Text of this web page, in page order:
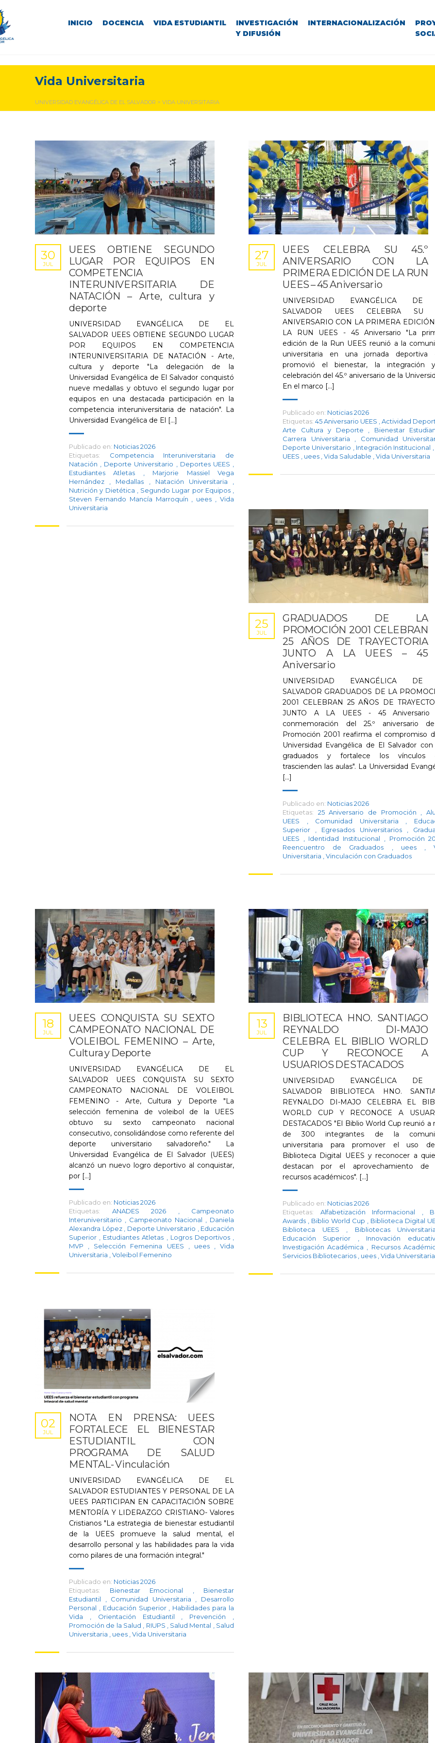
INICIO DOCENCIA VIDA ESTUDIANTIL
INVESTIGACIÓN
Y DIFUSIÓN
INTERNACIONALIZACIÓN
Vida Universitaria
UNIVERSIDAD EVANGÉLICA DE EL SALVADOR > VIDA UNIVERSITARIA
UEES OBTIENE SEGUNDO
LUGAR POR EQUIPOS EN
COMPETENCIA
INTERUNIVERSITARIA DE
NATACIÓN – Arte, cultura y
deporte
30
JUL
UNIVERSIDAD EVANGÉLICA DE EL
SALVADOR UEES OBTIENE SEGUNDO LUGAR
POR EQUIPOS EN COMPETENCIA
INTERUNIVERSITARIA DE NATACIÓN - Arte,
cultura y deporte "La delegación de la
Universidad Evangélica de El Salvador conquistó
nueve medallas y obtuvo el segundo lugar por
equipos en una destacada participación en la
competencia interuniversitaria de natación". La
Universidad Evangélica de El [...]
Publicado en: Noticias 2026
Etiquetas:
Competencia Interuniversitaria de
Natación
Deporte Universitario Deportes UEES
Estudiantes Atletas
Marjorie Massiel Vega
Hernández
Medallas Natación Universitaria
Nutrición y Dietética
Segundo Lugar por Equipos
Steven Fernando Mancía Marroquín
uees
Vida
Universitaria
UEES CELEBRA SU 45.º
ANIVERSARIO CON LA
PRIMERA EDICIÓN DE LA RUN
UEES – 45 Aniversario
27
JUL
UNIVERSIDAD EVANGÉLICA DE
SALVADOR UEES CELEBRA SU
ANIVERSARIO CON LA PRIMERA
LA RUN UEES - 45 Aniversario "La
edición de la Run UEES reunió a la
universitaria en una jornada deportiva
promovió el bienestar, la integración
celebración del 45.º aniversario de la
En el marco [...]
Publicado en: Noticias 2026
Etiquetas: 45 Aniversario UEES
Actividad
Arte Cultura y Deporte
Bienestar
Carrera Universitaria
Comunidad
Deporte Universitario
Integración Institucional
UEES
uees Vida Saludable Vida Universitaria
GRADUADOS DE LA
PROMOCIÓN 2001 CELEBRAN
25 AÑOS DE TRAYECTORIA
JUNTO A LA UEES – 45
Aniversario
25
JUL
UNIVERSIDAD EVANGÉLICA DE
SALVADOR GRADUADOS DE LA
2001 CELEBRAN 25 AÑOS DE
JUNTO A LA UEES - 45 Aniversario
conmemoración del 25.º aniversario
Promoción 2001 reafirma el compromiso
Universidad Evangélica de El Salvador con
graduados y fortalece los vínculos
trascienden las aulas". La Universidad
[...]
Publicado en: Noticias 2026
Etiquetas:
25 Aniversario de Promoción
UEES
Comunidad Universitaria
Superior
Egresados Universitarios
UEES
Identidad Institucional
Promoción
Reencuentro de Graduados
uees
Universitaria
Vinculación con Graduados
UEES CONQUISTA SU SEXTO
CAMPEONATO NACIONAL DE
VOLEIBOL FEMENINO – Arte,
Cultura y Deporte
18
JUL
UNIVERSIDAD EVANGÉLICA DE EL
SALVADOR UEES CONQUISTA SU SEXTO
CAMPEONATO NACIONAL DE VOLEIBOL
FEMENINO - Arte, Cultura y Deporte "La
selección femenina de voleibol de la UEES
obtuvo su sexto campeonato nacional
consecutivo, consolidándose como referente del
deporte universitario salvadoreño." La
Universidad Evangélica de El Salvador (UEES)
alcanzó un nuevo logro deportivo al conquistar,
por [...]
Publicado en: Noticias 2026
Etiquetas:
ANADES 2026
Campeonato
Interuniversitario
Campeonato Nacional
Daniela
Alexandra López
Deporte Universitario
Educación
Superior
Estudiantes Atletas Logros Deportivos
MVP
Selección Femenina UEES uees
Vida
Universitaria
Voleibol Femenino
BIBLIOTECA HNO. SANTIAGO
REYNALDO DI-MAJO
CELEBRA EL BIBLIO WORLD
CUP Y RECONOCE A
USUARIOS DESTACADOS
13
JUL
UNIVERSIDAD EVANGÉLICA DE
SALVADOR BIBLIOTECA HNO.
REYNALDO DI-MAJO CELEBRA EL
WORLD CUP Y RECONOCE A
DESTACADOS "El Biblio World Cup reunió a
de 300 integrantes de la
universitaria para promover el uso
Biblioteca Digital UEES y reconocer a
destacan por el aprovechamiento de
recursos académicos". [...]
Publicado en: Noticias 2026
Etiquetas:
Alfabetización Informacional
Awards
Biblio World Cup
Biblioteca Digital
Biblioteca UEES
Bibliotecas
Educación Superior
Innovación
Investigación Académica
Recursos
Servicios Bibliotecarios
uees Vida Universitaria
NOTA EN PRENSA: UEES
FORTALECE EL BIENESTAR
ESTUDIANTIL CON
PROGRAMA DE SALUD
MENTAL- Vinculación
02
JUL
UNIVERSIDAD EVANGÉLICA DE EL
SALVADOR ESTUDIANTES Y PERSONAL DE LA
UEES PARTICIPAN EN CAPACITACIÓN SOBRE
MENTORÍA Y LIDERAZGO CRISTIANO- Valores
Cristianos "La estrategia de bienestar estudiantil
de la UEES promueve la salud mental, el
desarrollo personal y las habilidades para la vida
como pilares de una formación integral."
Publicado en: Noticias 2026
Etiquetas:
Bienestar Emocional
Bienestar
Estudiantil
Comunidad Universitaria
Desarrollo
Personal
Educación Superior
Habilidades para la
Vida
Orientación Estudiantil Prevención
Promoción de la Salud
RIUPS Salud Mental
Salud
Universitaria
uees Vida Universitaria